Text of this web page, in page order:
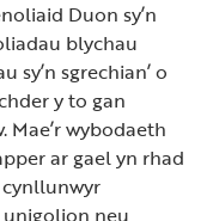
Duon sy’n
blychau
sy’n sgrechian’ o
y to gan
wybodaeth
ar gael yn rhad